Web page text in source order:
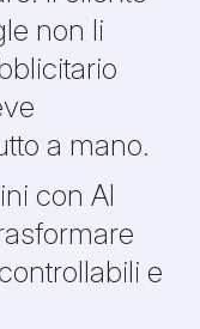
non li
a mano.
con AI
e